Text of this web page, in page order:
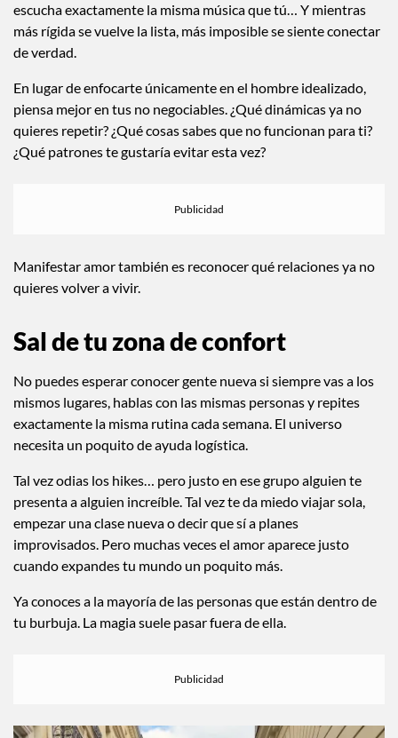
escucha exactamente la misma música que tú… Y mientras
más rígida se vuelve la lista, más imposible se siente conectar
de verdad.
En lugar de enfocarte únicamente en el hombre idealizado,
piensa mejor en tus no negociables. ¿Qué dinámicas ya no
quieres repetir? ¿Qué cosas sabes que no funcionan para ti?
¿Qué patrones te gustaría evitar esta vez?
Manifestar amor también es reconocer qué relaciones ya no
quieres volver a vivir.
Sal de tu zona de confort
No puedes esperar conocer gente nueva si siempre vas a los
mismos lugares, hablas con las mismas personas y repites
exactamente la misma rutina cada semana. El universo
necesita un poquito de ayuda logística.
Tal vez odias los hikes… pero justo en ese grupo alguien te
presenta a alguien increíble. Tal vez te da miedo viajar sola,
empezar una clase nueva o decir que sí a planes
improvisados. Pero muchas veces el amor aparece justo
cuando expandes tu mundo un poquito más.
Ya conoces a la mayoría de las personas que están dentro de
tu burbuja. La magia suele pasar fuera de ella.